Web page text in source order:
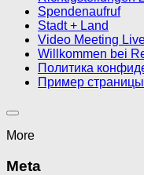
Spendenaufruf
Stadt + Land
Video Meeting
Willkommen bei
Политика
Пример страницы
More
Meta